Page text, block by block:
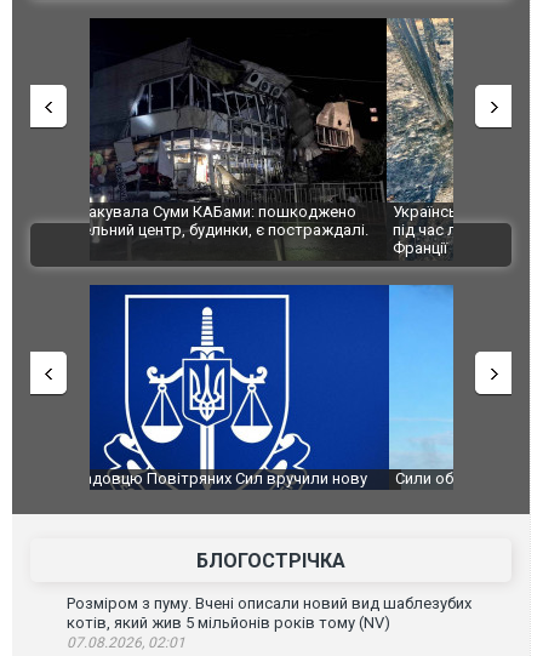
Українські надзвичайники врятували козуленя
під час ліквідації масштабної лісової пожежі у
Франції
СБУ за
Болгарії
ВІДЕО
Сили оборони уразили Ярославський НПЗ:
атаку. ВІДЕО
Неймар
БЛОГОСТРІЧКА
Розміром з пуму. Вчені описали новий вид шаблезубих
котів, який жив 5 мільйонів років тому (NV)
07.08.2026, 02:01